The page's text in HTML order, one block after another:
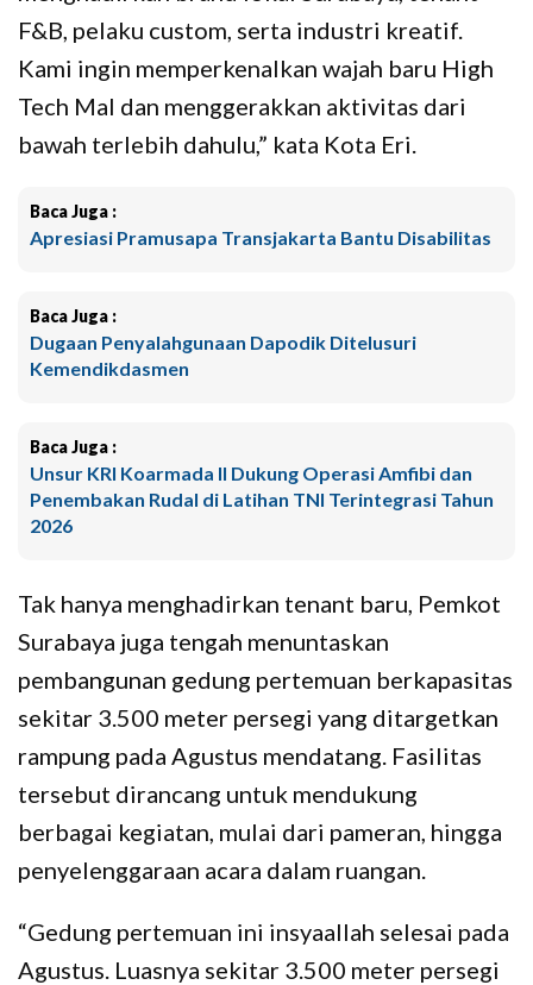
F&B, pelaku custom, serta industri kreatif.
Kami ingin memperkenalkan wajah baru High
Tech Mal dan menggerakkan aktivitas dari
bawah terlebih dahulu,” kata Kota Eri.
Baca Juga :
Apresiasi Pramusapa Transjakarta Bantu Disabilitas
Baca Juga :
Dugaan Penyalahgunaan Dapodik Ditelusuri
Kemendikdasmen
Baca Juga :
Unsur KRI Koarmada II Dukung Operasi Amfibi dan
Penembakan Rudal di Latihan TNI Terintegrasi Tahun
2026
Tak hanya menghadirkan tenant baru, Pemkot
Surabaya juga tengah menuntaskan
pembangunan gedung pertemuan berkapasitas
sekitar 3.500 meter persegi yang ditargetkan
rampung pada Agustus mendatang. Fasilitas
tersebut dirancang untuk mendukung
berbagai kegiatan, mulai dari pameran, hingga
penyelenggaraan acara dalam ruangan.
“Gedung pertemuan ini insyaallah selesai pada
Agustus. Luasnya sekitar 3.500 meter persegi